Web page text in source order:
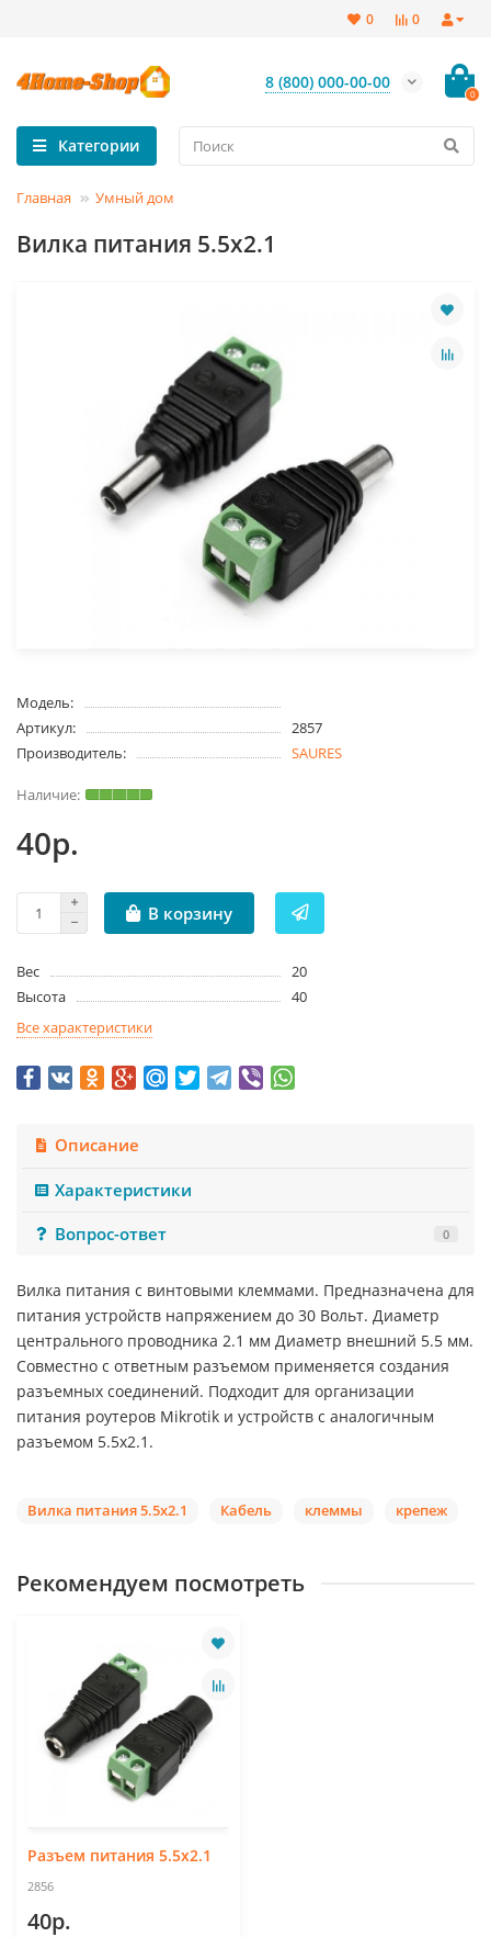
0
0
8 (800) 000-00-00
0
Категории
Главная Умный дом
Вилка питания 5.5х2.1
Модель:
Артикул:
2857
Производитель:
SAURES
40р.
В корзину
Вес
20
Высота
40
Все характеристики
Описание
Характеристики
Вопрос-ответ
0
Вилка питания с винтовыми клеммами. Предназначена для
питания устройств напряжением до 30 Вольт. Диаметр
центрального проводника 2.1 мм Диаметр внешний 5.5 мм.
Совместно с ответным разъемом применяется создания
разъемных соединений. Подходит для организации
питания роутеров Mikrotik и устройств с аналогичным
разъемом 5.5х2.1.
Вилка питания 5.5х2.1 Кабель клеммы крепеж
Рекомендуем посмотреть
Разъем питания 5.5х2.1
2856
40р.